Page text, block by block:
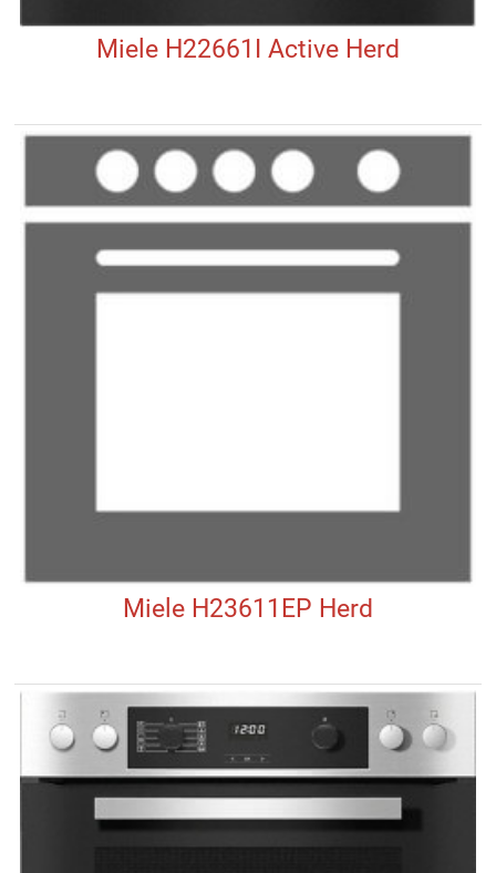
Miele H22661I Active Herd
Miele H23611EP Herd